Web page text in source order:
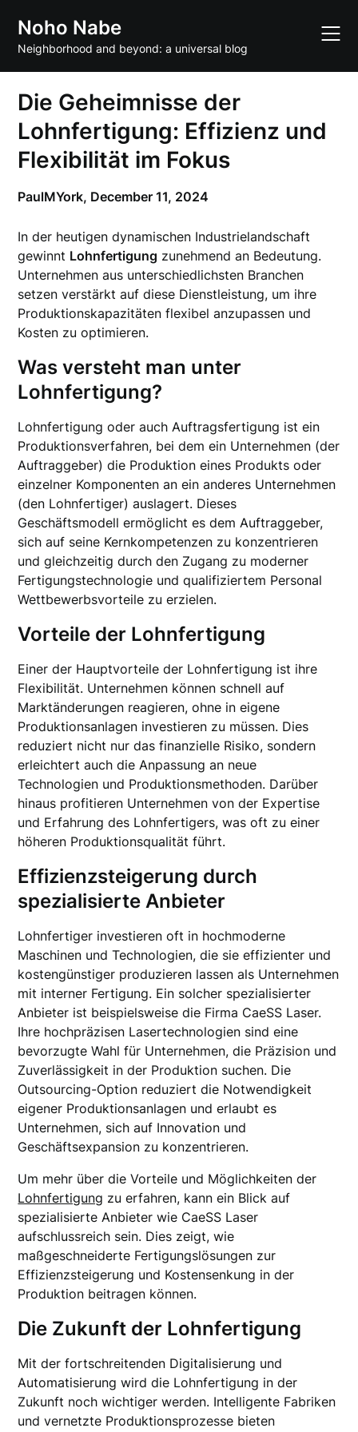
content
Noho Nabe
Neighborhood and beyond: a universal blog
Die Geheimnisse der
Lohnfertigung: Effizienz und
Flexibilität im Fokus
PaulMYork, December 11, 2024
In der heutigen dynamischen Industrielandschaft
gewinnt Lohnfertigung zunehmend an Bedeutung.
Unternehmen aus unterschiedlichsten Branchen
setzen verstärkt auf diese Dienstleistung, um ihre
Produktionskapazitäten flexibel anzupassen und
Kosten zu optimieren.
Was versteht man unter
Lohnfertigung?
Lohnfertigung oder auch Auftragsfertigung ist ein
Produktionsverfahren, bei dem ein Unternehmen (der
Auftraggeber) die Produktion eines Produkts oder
einzelner Komponenten an ein anderes Unternehmen
(den Lohnfertiger) auslagert. Dieses
Geschäftsmodell ermöglicht es dem Auftraggeber,
sich auf seine Kernkompetenzen zu konzentrieren
und gleichzeitig durch den Zugang zu moderner
Fertigungstechnologie und qualifiziertem Personal
Wettbewerbsvorteile zu erzielen.
Vorteile der Lohnfertigung
Einer der Hauptvorteile der Lohnfertigung ist ihre
Flexibilität. Unternehmen können schnell auf
Marktänderungen reagieren, ohne in eigene
Produktionsanlagen investieren zu müssen. Dies
reduziert nicht nur das finanzielle Risiko, sondern
erleichtert auch die Anpassung an neue
Technologien und Produktionsmethoden. Darüber
hinaus profitieren Unternehmen von der Expertise
und Erfahrung des Lohnfertigers, was oft zu einer
höheren Produktionsqualität führt.
Effizienzsteigerung durch
spezialisierte Anbieter
Lohnfertiger investieren oft in hochmoderne
Maschinen und Technologien, die sie effizienter und
kostengünstiger produzieren lassen als Unternehmen
mit interner Fertigung. Ein solcher spezialisierter
Anbieter ist beispielsweise die Firma CaeSS Laser.
Ihre hochpräzisen Lasertechnologien sind eine
bevorzugte Wahl für Unternehmen, die Präzision und
Zuverlässigkeit in der Produktion suchen. Die
Outsourcing-Option reduziert die Notwendigkeit
eigener Produktionsanlagen und erlaubt es
Unternehmen, sich auf Innovation und
Geschäftsexpansion zu konzentrieren.
Um mehr über die Vorteile und Möglichkeiten der
Lohnfertigung zu erfahren, kann ein Blick auf
spezialisierte Anbieter wie CaeSS Laser
aufschlussreich sein. Dies zeigt, wie
maßgeschneiderte Fertigungslösungen zur
Effizienzsteigerung und Kostensenkung in der
Produktion beitragen können.
Die Zukunft der Lohnfertigung
Mit der fortschreitenden Digitalisierung und
Automatisierung wird die Lohnfertigung in der
Zukunft noch wichtiger werden. Intelligente Fabriken
und vernetzte Produktionsprozesse bieten